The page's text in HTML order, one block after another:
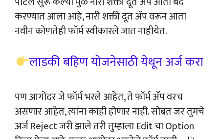
करण्यात आला आहे, नारी शक्ती दूत ॲप वरून आता
नवीन कोणतेही फॉर्म स्वीकारले जात नाहीयेत.
लाडकी बहिण योजनेसाठी येथून अर्ज करा
पण आगोदर जे फॉर्म भरले आहेत, ते फॉर्म ॲप वरच
असणार आहेत, त्यांना काही होणार नाही. सोबत जर तुमचे
अर्ज Reject जरी झाले तरी तुम्हाला Edit चा Option